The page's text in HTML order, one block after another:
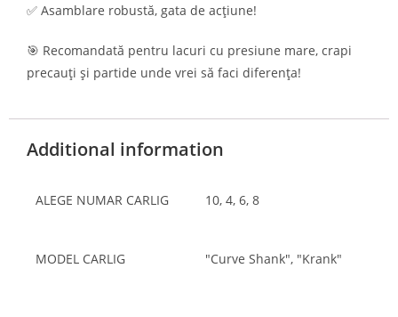
✅ Asamblare robustă, gata de acțiune!
🎯 Recomandată pentru lacuri cu presiune mare, crapi
precauți și partide unde vrei să faci diferența!
Additional information
ALEGE NUMAR CARLIG 10, 4, 6, 8
MODEL CARLIG "Curve Shank", "Krank"